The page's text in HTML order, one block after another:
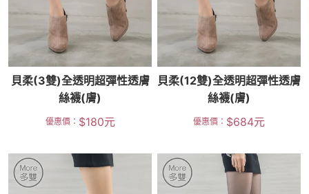
貝柔(3雙)全透明超彈性透膚
絲襪(膚)
優惠價： $180元
貝柔(12雙)全透明超彈性透膚
絲襪(膚)
優惠價： $684元